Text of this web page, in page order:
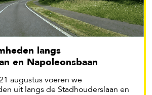
en Napoleonsbaan
augustus voeren we
uit langs de Stadhouderslaan en